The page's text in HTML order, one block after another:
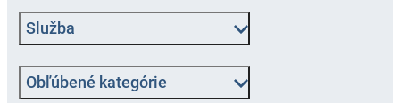
Služba
Obľúbené kategórie